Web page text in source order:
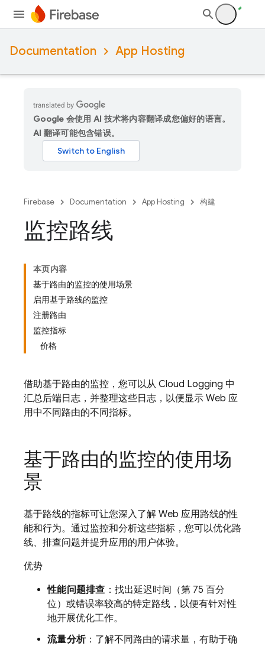
Documentation App Hosting
Google 会使用 AI 技术将内容翻译成您偏好的语言。
AI 翻译可能包含错误。
Firebase Documentation App Hosting 构建
监控路线
本页内容
基于路由的监控的使用场景
启用基于路线的监控
注册路由
监控指标
价格
借助基于路由的监控，您可以从 Cloud Logging 中
汇总后端日志，并整理这些日志，以便显示 Web 应
用中不同路由的不同指标。
基于路由的监控的使用场
景
基于路线的指标可让您深入了解 Web 应用路线的性
能和行为。通过监控和分析这些指标，您可以优化路
线、排查问题并提升应用的用户体验。
优势
性能问题排查 ：找出延迟时间（第 75 百分
位）或错误率较高的特定路线，以便有针对性
地开展优化工作。
流量分析：了解不同路由的请求量，有助于确